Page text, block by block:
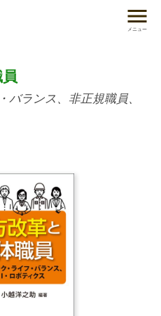
メニュー
ランス、非正規職員、